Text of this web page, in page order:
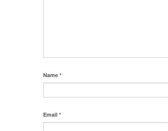
Name *
Email *